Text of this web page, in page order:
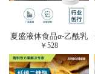
夏盛液体食品α-乙酰乳
酸脱羧酶(酱油醋生产
专用)FDY-3206
￥528